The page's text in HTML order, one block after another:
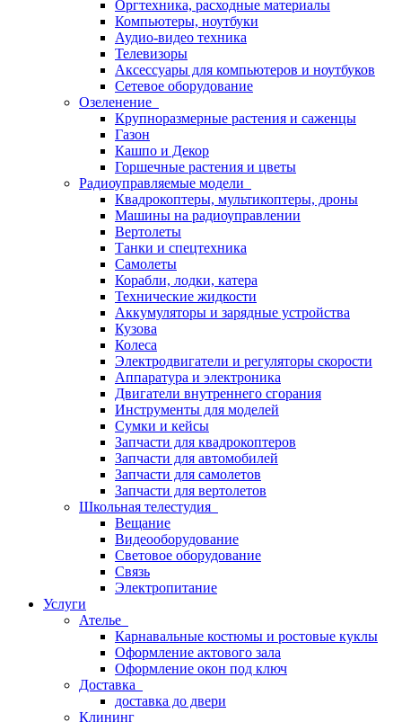
Оргтехника, расходные материалы
Компьютеры, ноутбуки
Аудио-видео техника
Телевизоры
Аксессуары для компьютеров и ноутбуков
Сетевое оборудование
Озеленение
Крупноразмерные растения и саженцы
Газон
Кашпо и Декор
Горшечные растения и цветы
Радиоуправляемые модели
Квадрокоптеры, мультикоптеры, дроны
Машины на радиоуправлении
Вертолеты
Танки и спецтехника
Самолеты
Корабли, лодки, катера
Технические жидкости
Аккумуляторы и зарядные устройства
Кузова
Колеса
Электродвигатели и регуляторы скорости
Аппаратура и электроника
Двигатели внутреннего сгорания
Инструменты для моделей
Сумки и кейсы
Запчасти для квадрокоптеров
Запчасти для автомобилей
Запчасти для самолетов
Запчасти для вертолетов
Школьная телестудия
Вещание
Видеооборудование
Световое оборудование
Связь
Электропитание
Услуги
Ателье
Карнавальные костюмы и ростовые куклы
Оформление актового зала
Оформление окон под ключ
Доставка
доставка до двери
Клининг